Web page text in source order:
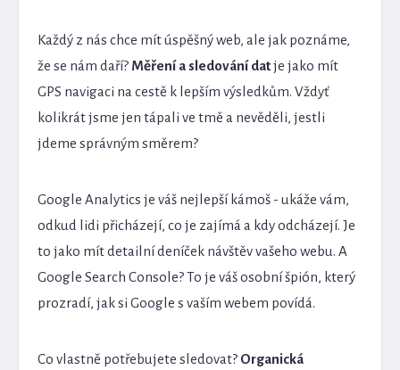
Každý z nás chce mít úspěšný web, ale jak poznáme,
že se nám daří? Měření a sledování datje jako mít
GPS navigaci na cestě k lepším výsledkům. Vždyť
kolikrát jsme jen tápali ve tmě a nevěděli, jestli
jdeme správným směrem?
Google Analytics je váš nejlepší kámoš - ukáže vám,
odkud lidi přicházejí, co je zajímá a kdy odcházejí. Je
to jako mít detailní deníček návštěv vašeho webu. A
Google Search Console? To je váš osobní špión, který
prozradí, jak si Google s vaším webem povídá.
Co vlastně potřebujete sledovat? Organická